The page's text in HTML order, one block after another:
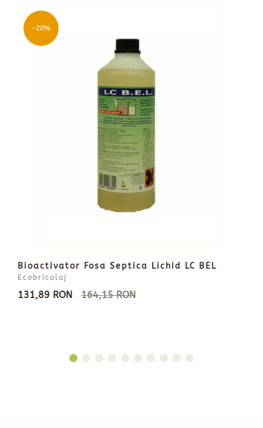
-20%
Bioactivator Fosa Septica Lichid LC BEL
Ecobricolaj
131,89 RON 164,15 RON